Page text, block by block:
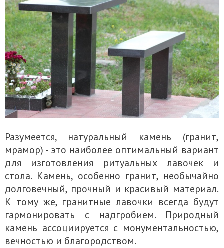
Разумеется, натуральный камень (гранит,
мрамор) - это наиболее оптимальный вариант
для изготовления ритуальных лавочек и
стола. Камень, особенно гранит, необычайно
долговечный, прочный и красивый материал.
К тому же, гранитные лавочки всегда будут
гармонировать с надгробием. Природный
камень ассоциируется с монументальностью,
вечностью и благородством.